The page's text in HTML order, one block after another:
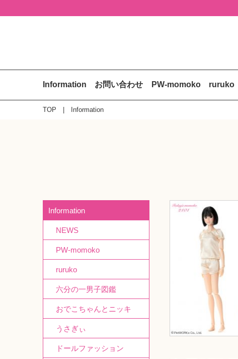
Information お問い合わせ PW-momoko ruruko
TOP Information
Information
NEWS
PW-momoko
ruruko
六分の一男子図鑑
おでこちゃんとニッキ
うさぎぃ
ドールファッション